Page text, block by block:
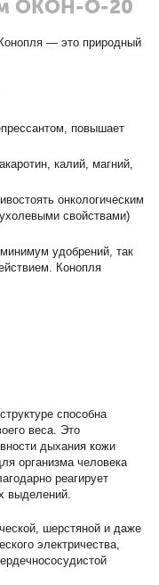
ОКОН-О-20
— это природный
повышает
калий, магний,
онкологическим
свойствами)
удобрений, так
Конопля
способна
веса. Это
дыхания кожи
организма человека
реагирует
выделений.
шерстяной и даже
электричества,